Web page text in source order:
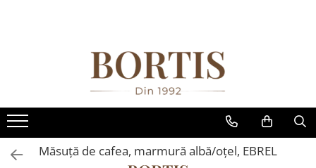
Fotolii balansoar/relaxante
Canapele
Coltare/canapele in L
Comode
Măsuţă de cafea, marmură albă/oţel, EBREL